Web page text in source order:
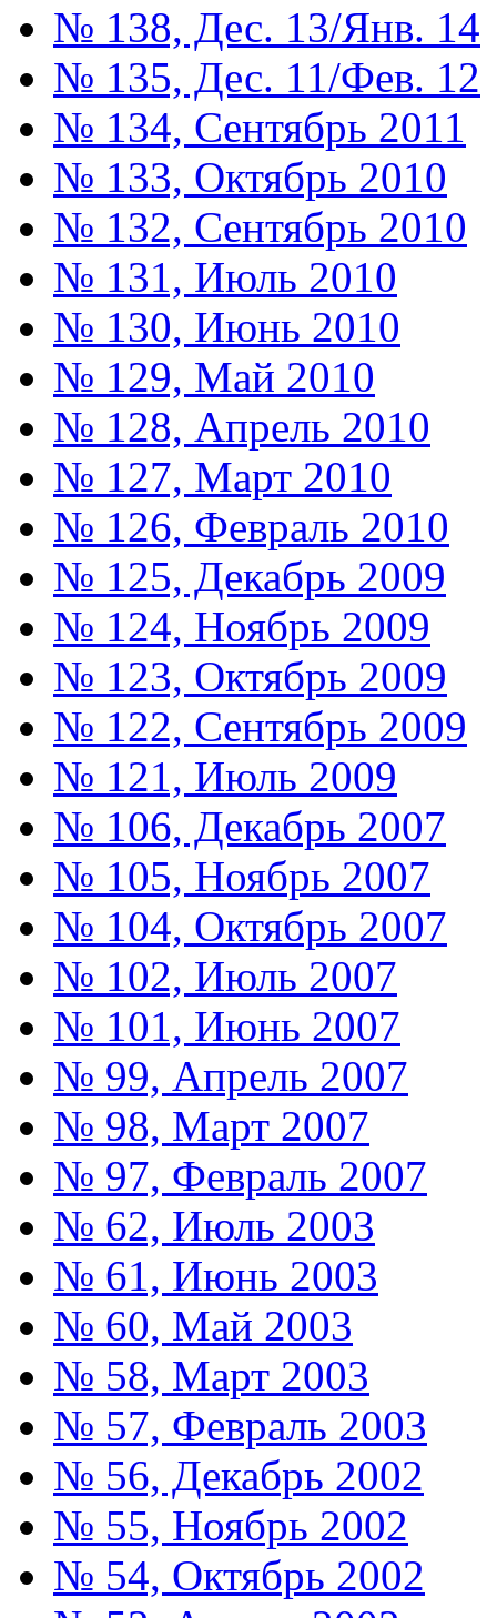
№ 138, Дес. 13/Янв. 14
№ 135, Дес. 11/Фев. 12
№ 134, Сентябрь 2011
№ 133, Октябрь 2010
№ 132, Сентябрь 2010
№ 131, Июль 2010
№ 130, Июнь 2010
№ 129, Май 2010
№ 128, Апрель 2010
№ 127, Март 2010
№ 126, Февраль 2010
№ 125, Декабрь 2009
№ 124, Ноябрь 2009
№ 123, Октябрь 2009
№ 122, Сентябрь 2009
№ 121, Июль 2009
№ 106, Декабрь 2007
№ 105, Ноябрь 2007
№ 104, Октябрь 2007
№ 102, Июль 2007
№ 101, Июнь 2007
№ 99, Апрель 2007
№ 98, Март 2007
№ 97, Февраль 2007
№ 62, Июль 2003
№ 61, Июнь 2003
№ 60, Май 2003
№ 58, Март 2003
№ 57, Февраль 2003
№ 56, Декабрь 2002
№ 55, Ноябрь 2002
№ 54, Октябрь 2002